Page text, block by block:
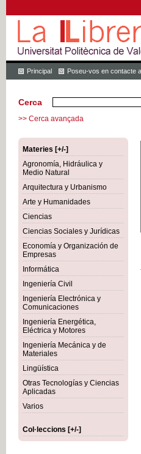
Principal Poseu-vos en contacte
Cerca
>> Cerca avançada
Materies [+/-]
Agronomía, Hidráulica y
Medio Natural
Arquitectura y Urbanismo
Arte y Humanidades
Ciencias
Ciencias Sociales y Jurídicas
Economía y Organización de
Empresas
Informática
Ingeniería Civil
Ingeniería Electrónica y
Comunicaciones
Ingeniería Energética,
Eléctrica y Motores
Ingeniería Mecánica y de
Materiales
Lingüística
Otras Tecnologías y Ciencias
Aplicadas
Varios
Col·leccions [+/-]